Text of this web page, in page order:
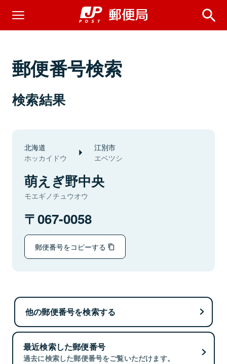
郵便番号検索
検索結果
北海道
ホッカイドウ
江別市
エベツシ
萌えぎ野中央
モエギノチュウオウ
067-0058
郵便番号をコピーする
他の郵便番号を検索する
最近検索した郵便番号
過去に検索した郵便番号をご覧いただけます。